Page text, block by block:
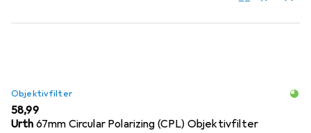
Objektivfilter
EUR
58,99
Urth 67mm Circular Polarizing (CPL) Objektivfilter